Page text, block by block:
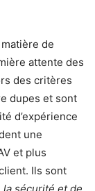
de
attente des
des critères
dupes et sont
d’expérience
une
et plus
Ils sont
la sécurité et de